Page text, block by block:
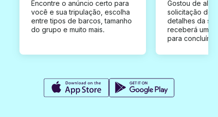
Encontre o anúncio certo para
você e sua tripulação, escolha
entre tipos de barcos, tamanho
do grupo e muito mais.
Gostou de
solicitação de
detalhes da
receberá uma
para concluír a